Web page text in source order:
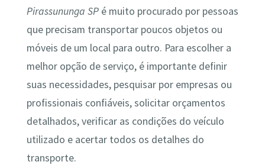
Pirassununga SPé muito procurado por pessoas
que precisam transportar poucos objetos ou
móveis de um local para outro. Para escolher a
melhor opção de serviço, é importante definir
suas necessidades, pesquisar por empresas ou
profissionais confiáveis, solicitar orçamentos
detalhados, verificar as condições do veículo
utilizado e acertar todos os detalhes do
transporte.